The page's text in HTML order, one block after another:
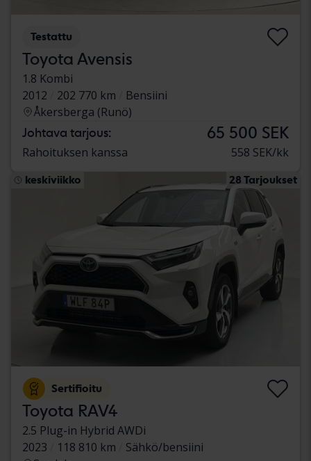
Testattu
Toyota Avensis
1.8 Kombi
2012
202 770 km
Bensiini
Åkersberga (Runö)
Johtava tarjous: 65 500 SEK
Rahoituksen kanssa 558 SEK/kk
keskiviikko 28 Tarjoukset
Sertifioitu
Toyota RAV4
2.5 Plug-in Hybrid AWDi
2023
118 810 km
Sähkö/bensiini